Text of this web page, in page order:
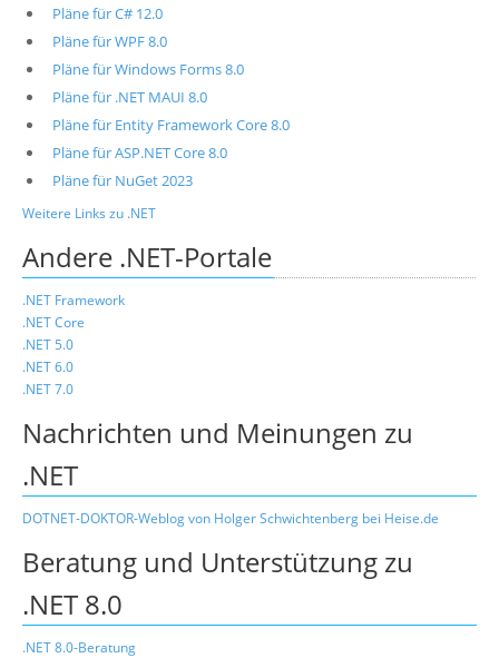
Pläne für C# 12.0
Pläne für WPF 8.0
Pläne für Windows Forms 8.0
Pläne für .NET MAUI 8.0
Pläne für Entity Framework Core 8.0
Pläne für ASP.NET Core 8.0
Pläne für NuGet 2023
Weitere Links zu .NET
Andere .NET-Portale
.NET Framework
.NET Core
.NET 5.0
.NET 6.0
.NET 7.0
Nachrichten und Meinungen zu
.NET
DOTNET-DOKTOR-Weblog von Holger Schwichtenberg bei Heise.de
Beratung und Unterstützung zu
.NET 8.0
.NET 8.0-Beratung